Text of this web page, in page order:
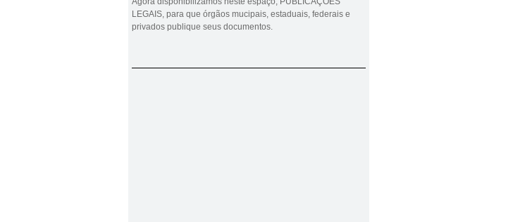
LEGAIS, para que órgãos mucipais, estaduais, federais e
privados publique seus documentos.